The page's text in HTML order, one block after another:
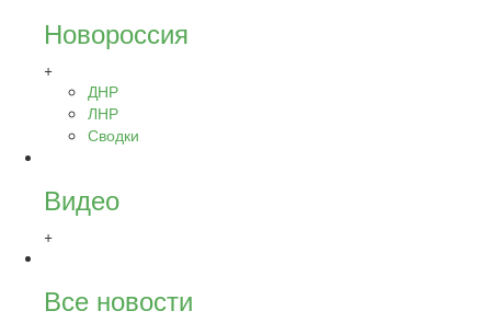
Новороссия
+
ДНР
ЛНР
Сводки
Видео
+
Все новости